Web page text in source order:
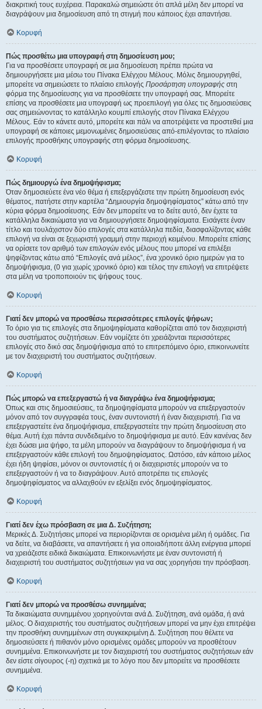
διακριτική τους ευχέρεια. Παρακαλώ σημειώστε ότι απλά μέλη δεν μπορεί να
διαγράψουν μια δημοσίευση από τη στιγμή που κάποιος έχει απαντήσει.
Κορυφή
Πώς προσθέτω μια υπογραφή στη δημοσίευση μου;
Για να προσθέσετε υπογραφή σε μια δημοσίευση πρέπει πρώτα να
δημιουργήσετε μια μέσω του Πίνακα Ελέγχου Μέλους. Μόλις δημιουργηθεί,
μπορείτε να σημειώσετε το πλαίσιο επιλογής Προσάρτηση υπογραφής στη
φόρμα της δημοσίευσης για να προσθέσετε την υπογραφή σας. Μπορείτε
επίσης να προσθέσετε μια υπογραφή ως προεπιλογή για όλες τις δημοσιεύσεις
σας σημειώνοντας το κατάλληλο κουμπί επιλογής στον Πίνακα Ελέγχου
Μέλους. Εάν το κάνετε αυτό, μπορείτε και πάλι να αποτρέψετε να προστεθεί μια
υπογραφή σε κάποιες μεμονωμένες δημοσιεύσεις από-επιλέγοντας το πλαίσιο
επιλογής προσθήκης υπογραφής στη φόρμα δημοσίευσης.
Κορυφή
Πώς δημιουργώ ένα δημοψήφισμα;
Όταν δημοσιεύετε ένα νέο θέμα ή επεξεργάζεστε την πρώτη δημοσίευση ενός
θέματος, πατήστε στην καρτέλα “Δημιουργία δημοψηφίσματος” κάτω από την
κύρια φόρμα δημοσίευσης. Εάν δεν μπορείτε να το δείτε αυτό, δεν έχετε τα
κατάλληλα δικαιώματα για να δημιουργήσετε δημοψηφίσματα. Εισάγετε έναν
τίτλο και τουλάχιστον δύο επιλογές στα κατάλληλα πεδία, διασφαλίζοντας κάθε
επιλογή να είναι σε ξεχωριστή γραμμή στην περιοχή κειμένου. Μπορείτε επίσης
να ορίσετε τον αριθμό των επιλογών ενός μέλους που μπορεί να επιλέξει
ψηφίζοντας κάτω από “Επιλογές ανά μέλος”, ένα χρονικό όριο ημερών για το
δημοψήφισμα, (0 για χωρίς χρονικό όριο) και τέλος την επιλογή να επιτρέψετε
στα μέλη να τροποποιούν τις ψήφους τους.
Κορυφή
Γιατί δεν μπορώ να προσθέσω περισσότερες επιλογές ψήφων;
Το όριο για τις επιλογές στα δημοψηφίσματα καθορίζεται από τον διαχειριστή
του συστήματος συζητήσεων. Εάν νομίζετε ότι χρειάζονται περισσότερες
επιλογές στο δικό σας δημοψήφισμα από το επιτρεπόμενο όριο, επικοινωνείτε
με τον διαχειριστή του συστήματος συζητήσεων.
Κορυφή
Πώς μπορώ να επεξεργαστώ ή να διαγράψω ένα δημοψήφισμα;
Όπως και στις δημοσιεύσεις, τα δημοψηφίσματα μπορούν να επεξεργαστούν
μόνον από τον συγγραφέα τους, έναν συντονιστή ή έναν διαχειριστή. Για να
επεξεργαστείτε ένα δημοψήφισμα, επεξεργαστείτε την πρώτη δημοσίευση στο
θέμα. Αυτή έχει πάντα συνδεδεμένο το δημοψήφισμα με αυτό. Εάν κανένας δεν
έχει δώσει μια ψήφο, τα μέλη μπορούν να διαγράψουν το δημοψήφισμα ή να
επεξεργαστούν κάθε επιλογή του δημοψηφίσματος. Ωστόσο, εάν κάποιο μέλος
έχει ήδη ψηφίσει, μόνον οι συντονιστές ή οι διαχειριστές μπορούν να το
επεξεργαστούν ή να το διαγράψουν. Αυτό αποτρέπει τις επιλογές
δημοψηφίσματος να αλλαχθούν εν εξελίξει ενός δημοψηφίσματος.
Κορυφή
Γιατί δεν έχω πρόσβαση σε μια Δ. Συζήτηση;
Μερικές Δ. Συζητήσεις μπορεί να περιορίζονται σε ορισμένα μέλη ή ομάδες. Για
να δείτε, να διαβάσετε, να απαντήσετε ή για οποιαδήποτε άλλη ενέργεια μπορεί
να χρειάζεστε ειδικά δικαιώματα. Επικοινωνήστε με έναν συντονιστή ή
διαχειριστή του συστήματος συζητήσεων για να σας χορηγήσει την πρόσβαση.
Κορυφή
Γιατί δεν μπορώ να προσθέσω συνημμένα;
Τα δικαιώματα συνημμένου χορηγούνται ανά Δ. Συζήτηση, ανά ομάδα, ή ανά
μέλος. Ο διαχειριστής του συστήματος συζητήσεων μπορεί να μην έχει επιτρέψει
την προσθήκη συνημμένων στη συγκεκριμένη Δ. Συζήτηση που θέλετε να
δημοσιεύσετε ή πιθανόν μόνο ορισμένες ομάδες μπορούν να προσθέτουν
συνημμένα. Επικοινωνήστε με τον διαχειριστή του συστήματος συζητήσεων εάν
δεν είστε σίγουρος (-η) σχετικά με το λόγο που δεν μπορείτε να προσθέσετε
συνημμένα.
Κορυφή